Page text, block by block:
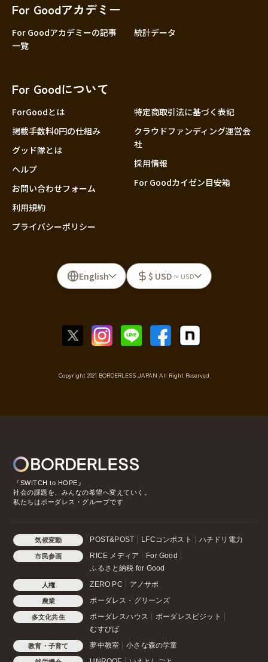
For Goodアカデミー
For Goodアカデミーの記事
一覧
統計データ
For Goodについて
ForGoodとは
掲載手数料0円の仕組み
グッド隊とは
ヘルプ
お問い合わせフォーム
利用規約
プライバシーポリシー
特定商取引法に基づく表記
クラウドファンディング運営会
社
採用情報
For Goodカイゼン目安箱
English $ USD ≈ USD
Copyright 2021 BORDERLESS JAPAN All Right Reserved
『SWITCH to HOPE』
社会の課題を、みんなの希望へ変えていく。
私たちはボーダレス・グループです
気候変動 POST&POST LFCコンポスト ハチドリ電力
市民参画 RICE メディア
For Good
ふるさと納税 for Good
人権 ZERO PC アノサポ
農業 ボーダレス・グリーンズ
多文化共生 ボーダレスハウス
ボーダレスビジット
むすびば
教育・子育て 夢中教室 小さな森の学童